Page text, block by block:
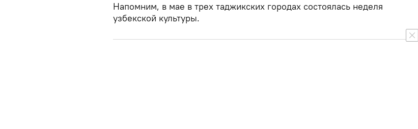
Напомним, в мае в трех таджикских городах состоялась неделя
узбекской культуры.